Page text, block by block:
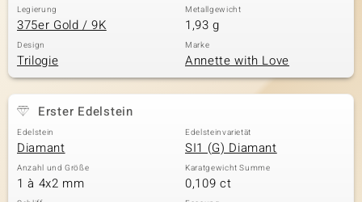
Classics
Legierung
375er Gold / 9K
Metallgewicht
1,93 g
Design
Trilogie
Marke
Annette with Love
Erster Edelstein
Edelstein
Diamant
Edelsteinvarietät
SI1 (G) Diamant
Anzahl und Größe
1 à 4x2 mm
Karatgewicht Summe
0,109 ct